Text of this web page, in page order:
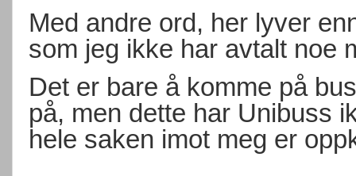
Med andre ord, her lyver
som jeg ikke har avtalt noe
Det er bare å komme på
på, men dette har Unibuss
hele saken imot meg er